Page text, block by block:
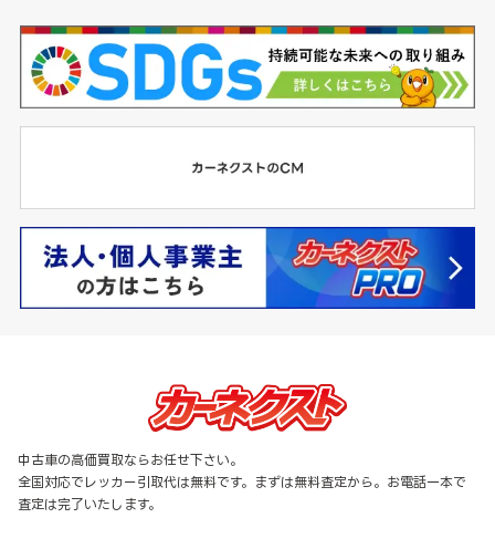
中古車の高価買取ならお任せ下さい。
全国対応でレッカー引取代は無料です。まずは無料査定から。お電話一本で
査定は完了いたします。